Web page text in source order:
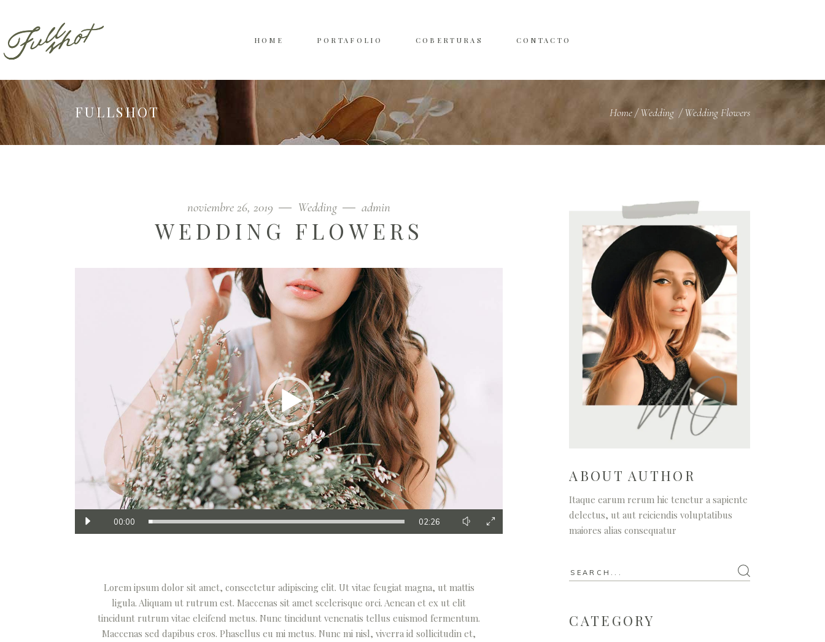
HOME PORTAFOLIO COBERTURAS CONTACTO
FULLSHOT Home/Wedding /Wedding Flowers
noviembre 26, 2019 Wedding admin
WEDDING FLOWERS
00:00 02:26
Lorem ipsum dolor sit amet, consectetur adipiscing elit. Ut vitae feugiat magna, ut mattis
ligula. Aliquam ut rutrum est. Maecenas sit amet scelerisque orci. Aenean et ex ut elit
tincidunt rutrum vitae eleifend metus. Nunc tincidunt venenatis tellus euismod fermentum.
Maecenas sed dapibus eros. Phasellus eu mi metus. Nunc mi nisl, viverra id sollicitudin et,
ABOUT AUTHOR
Itaque earum rerum hic tenetur a sapiente
delectus, ut aut reiciendis voluptatibus
maiores alias consequatur
CATEGORY